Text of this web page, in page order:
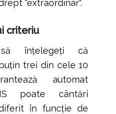
"extraordinar".
criteriu
înțelegeți că
trei din cele 10
automat
poate cântări
în funcție de